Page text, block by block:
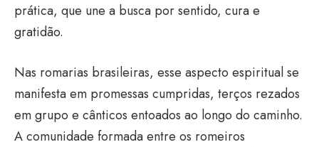
prática, que une a busca por sentido, cura e
gratidão.
Nas romarias brasileiras, esse aspecto espiritual se
manifesta em promessas cumpridas, terços rezados
em grupo e cânticos entoados ao longo do caminho.
A comunidade formada entre os romeiros